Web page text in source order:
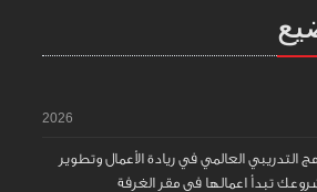
2026
التدريبي العالمي في ريادة الأعمال وتطوير
تبدأ اعمالها في مقر الغرفة